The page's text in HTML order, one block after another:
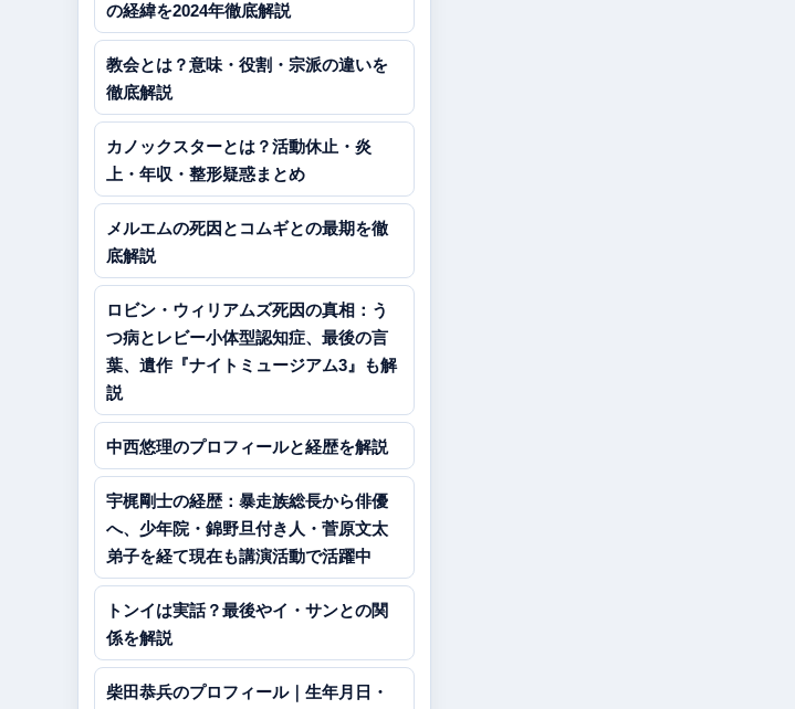
の経緯を2024年徹底解説
教会とは？意味・役割・宗派の違いを
徹底解説
カノックスターとは？活動休止・炎
上・年収・整形疑惑まとめ
メルエムの死因とコムギとの最期を徹
底解説
ロビン・ウィリアムズ死因の真相：う
つ病とレビー小体型認知症、最後の言
葉、遺作『ナイトミュージアム3』も解
説
中西悠理のプロフィールと経歴を解説
宇梶剛士の経歴：暴走族総長から俳優
へ、少年院・錦野旦付き人・菅原文太
弟子を経て現在も講演活動で活躍中
トンイは実話？最後やイ・サンとの関
係を解説
柴田恭兵のプロフィール｜生年月日・